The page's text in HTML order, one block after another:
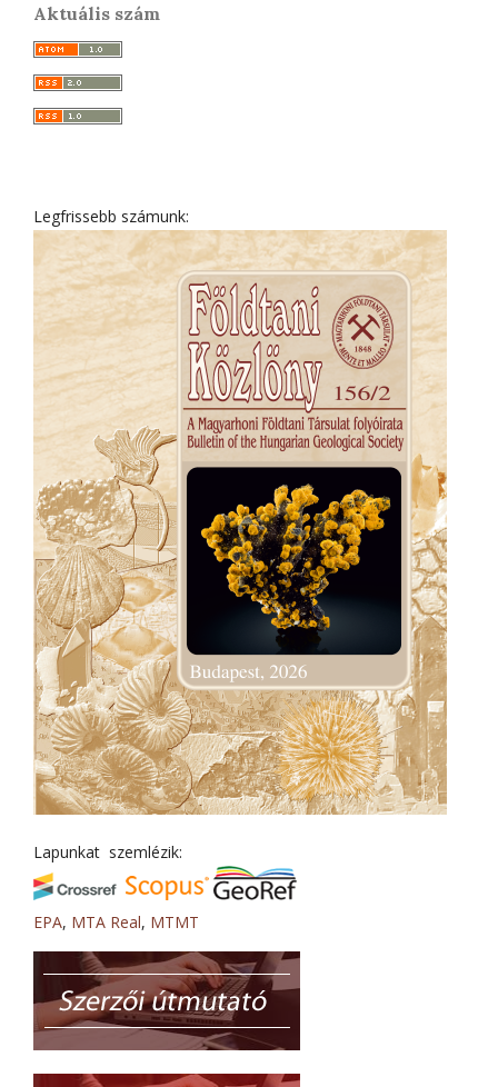
Aktuális szám
Legfrissebb számunk:
Lapunkat szemlézik:
EPA, MTA Real, MTMT